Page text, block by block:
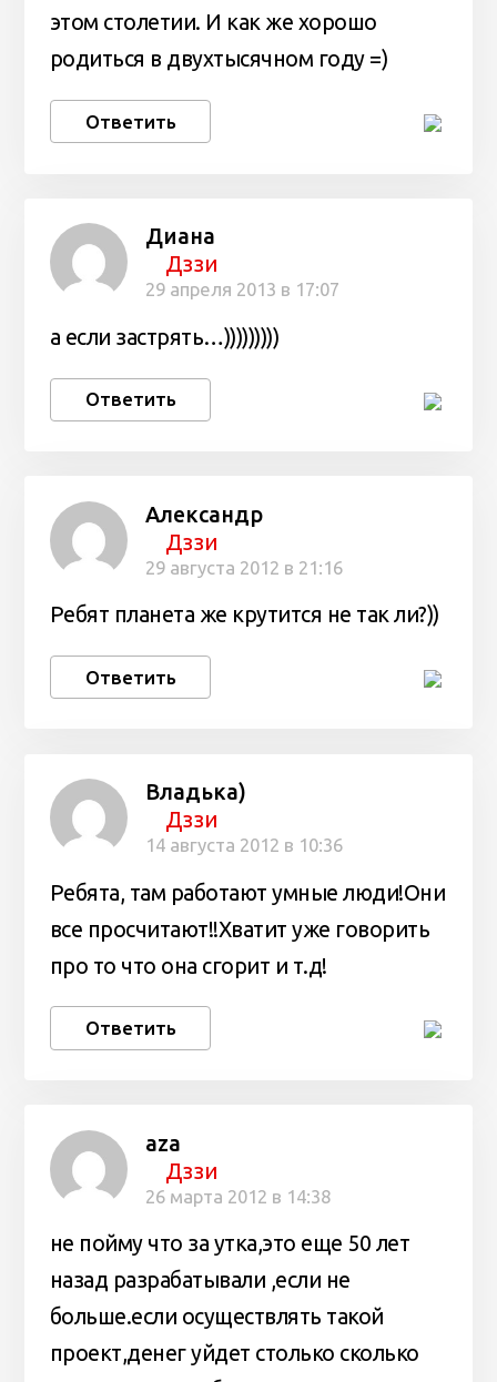
этом столетии. И как же хорошо
родиться в двухтысячном году =)
Ответить
Диана
Дззи
29 апреля 2013 в 17:07
а если застрять…)))))))))
Ответить
Александр
Дззи
29 августа 2012 в 21:16
Ребят планета же крутится не так ли?))
Ответить
Владька)
Дззи
14 августа 2012 в 10:36
Ребята, там работают умные люди!Они
все просчитают!!Хватит уже говорить
про то что она сгорит и т.д!
Ответить
aza
Дззи
26 марта 2012 в 14:38
не пойму что за утка,это еще 50 лет
назад разрабатывали ,если не
больше.если осуществлять такой
проект,денег уйдет столько сколько